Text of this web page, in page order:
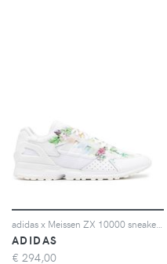
ADIDAS
€ 294,00